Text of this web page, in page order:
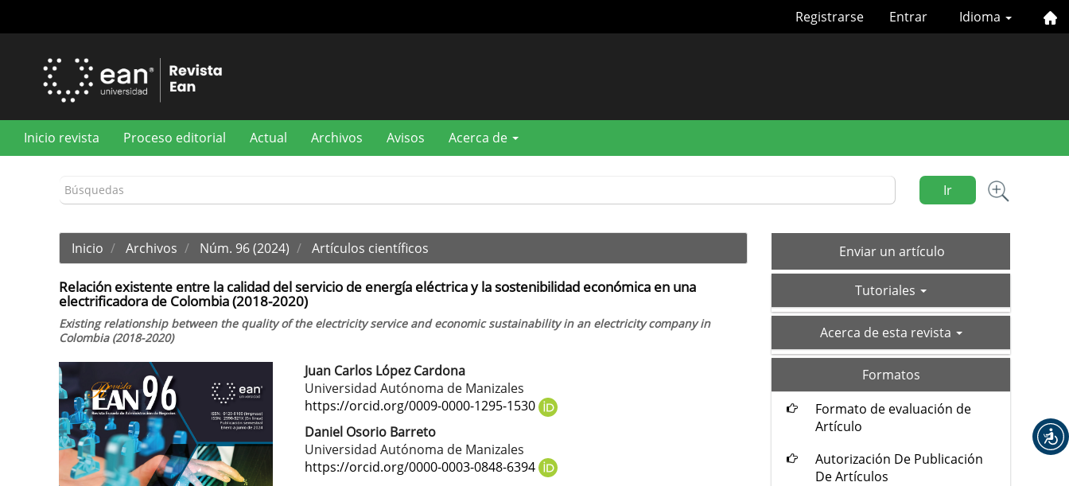
principal
Idioma
Registrarse Entrar
Inicio revista Proceso editorial Actual Archivos Avisos Acerca de
Ir
Inicio Archivos Núm. 96 (2024) Artículos científicos
Relación existente entre la calidad del servicio de energía eléctrica y la sostenibilidad económica en una
electrificadora de Colombia (2018-2020)
Existing relationship between the quality of the electricity service and economic sustainability in an electricity company in
Colombia (2018-2020)
Barra
lateral
del
artículo
Contenido
principal
del
artículo
Juan Carlos López Cardona
Universidad Autónoma de Manizales
https://orcid.org/0009-0000-1295-1530
Daniel Osorio Barreto
Universidad Autónoma de Manizales
https://orcid.org/0000-0003-0848-6394
Enviar
un
Enviar un artículo
Tutoriales
acerca-Acerca de esta revista
Formatos
Formato de evaluación de
Artículo
Autorización De Publicación
De Artículos